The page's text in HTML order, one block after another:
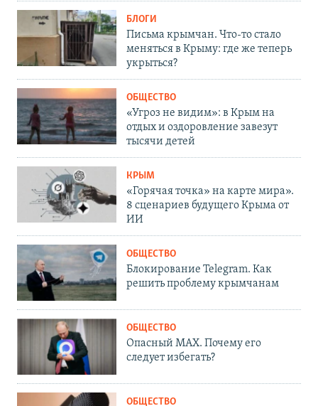
БЛОГИ
Письма крымчан. Что-то стало
меняться в Крыму: где же теперь
укрыться?
ОБЩЕСТВО
«Угроз не видим»: в Крым на
отдых и оздоровление завезут
тысячи детей
КРЫМ
«Горячая точка» на карте мира».
8 сценариев будущего Крыма от
ИИ
ОБЩЕСТВО
Блокирование Telegram. Как
решить проблему крымчанам
ОБЩЕСТВО
Опасный MAX. Почему его
следует избегать?
ОБЩЕСТВО